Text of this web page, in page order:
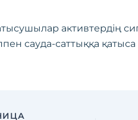
активтердің
сауда-саттыққа